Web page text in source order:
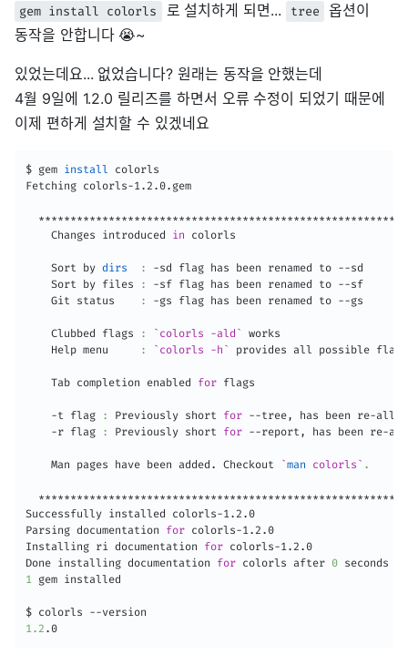
gem install colorls 로 설치하게 되면... tree
옵션이
동작을 안합니다 😭~
있었는데요... 없었습니다? 원래는 동작을 안했는데
4월 9일에 1.2.0 릴리즈를 하면서 오류 수정이 되었기 때문에
이제 편하게 설치할 수 있겠네요
$ gem install colorls
Fetching colorls-1.2.0.gem
    Changes introduced
in colorls
    Sort by
dirs :
-sd flag has been renamed to --sd
    Sort by files
:
-sf flag has been renamed to --sf
    Git status
: -gs flag has been renamed to --gs
    Clubbed flags
: ` colorls -ald `
works
    Help menu
: ` colorls -h ` provides all possible flag
    Tab completion enabled
for flags
    -t flag
: Previously short for --tree, has been re-
    -r flag
: Previously short for --report, has been re-
    Man pages have been added. Checkout
`man colorls ` .
Successfully installed colorls-1.2.0
Parsing documentation for colorls-1.2.0
Installing ri documentation for colorls-1.2.0
Done installing documentation for colorls after 0
1 gem installed
1.2 .0